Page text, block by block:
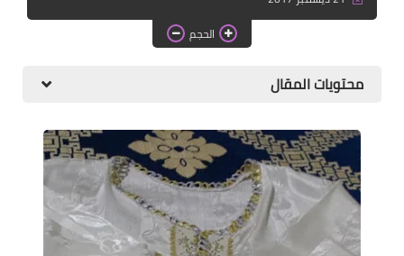
اللباس التقليدي الحجم
محتويات المقال